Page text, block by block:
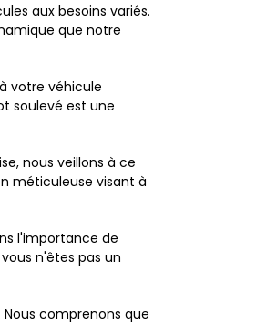
aux besoins variés.
que notre
votre véhicule
soulevé est une
nous veillons à ce
méticuleuse visant à
l'importance de
n'êtes pas un
comprenons que